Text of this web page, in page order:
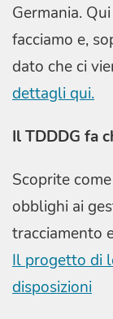
Germania.
facciamo e,
dato che ci
dettagli qui.
Il TDDDG fa
Scoprite
obblighi ai
tracciamento
Il progetto di
disposizioni